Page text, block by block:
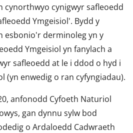
cynorthwyo cynigwyr safleoedd
Ymgeisiol'. Bydd y
esbonio'r derminoleg yn y
Ymgeisiol yn fanylach a
safleoedd at le i ddod o hyd i
(yn enwedig o ran cyfyngiadau).
anfonodd Cyfoeth Naturiol
gan dynnu sylw bod
o Ardaloedd Cadwraeth